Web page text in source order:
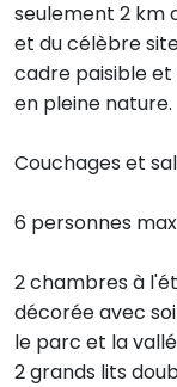
seulement 2 km
et du célèbre site
cadre paisible
en pleine nature.
Couchages et
6 personnes
2 chambres à
décorée avec
le parc et la
2 grands lits